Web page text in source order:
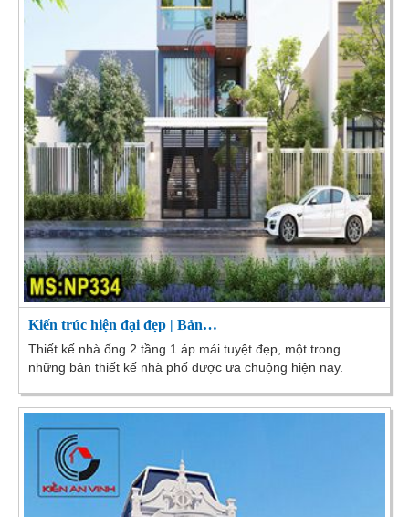
Kiến trúc hiện đại đẹp | Bản…
Thiết kế nhà ống 2 tầng 1 áp mái tuyệt đẹp, một trong
những bản thiết kế nhà phố được ưa chuộng hiện nay.